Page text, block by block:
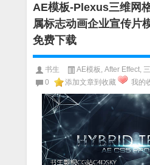
AE模板-Plexus三维网
属标志动画企业宣传片
免费下载
书生 AE模板 After Effect
0
添加文章到收藏 我的